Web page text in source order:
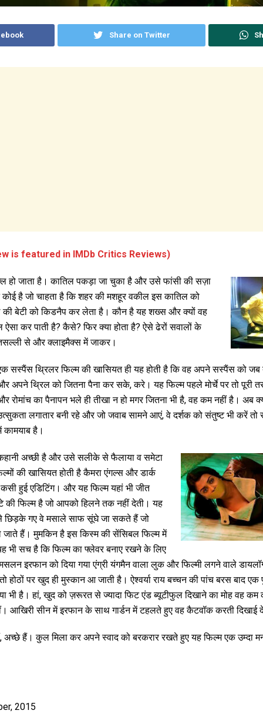
Share on Twitter
is featured in IMDb Critics Reviews)
हो जाता है। कातिल पकड़ा जा चुका है और उसे फांसी की सज़ा
है जो चाहता है कि शहर की मशहूर वकील इस कातिल को
बेटी को किडनैप कर लेता है। कौन है यह शख्स और क्यों वह
ऐसा कर पाती है? कैसे? फिर क्या होता है? ऐसे ढेरों सवालों के
से और क्लाइमैक्स में जाकर।
सस्पैंस थ्रिलर फिल्म की खासियत ही यह होती है कि वह अपने सस्पैंस को
अपने थ्रिल को जितना पैना कर सके, करे। यह फिल्म पहले मोर्चे पर तो पूरी
रोमांच का पैनापन भले ही तीखा न हो मगर जितना भी है, वह कम नहीं है। अब
लगातार बनी रहे और जो जवाब सामने आएं, वे दर्शक को संतुष्ट भी करें
कामयाब है।
अच्छी है और उसे सलीके से फैलाया व समेटा
की खासियत होती है कैमरा एंगल्स और डार्क
हुई एडिटिंग। और यह फिल्म यहां भी जीत
की फिल्म है जो आपको हिलने तक नहीं देती। यह
छिड़के गए वे मसाले साफ सूंघे जा सकते हैं जो
जाते हैं। मुमकिन है इस किस्म की सेंसिबल फिल्म में
भी सच है कि फिल्म का फ्लेवर बनाए रखने के लिए
इरफान को दिया गया एंग्री यंगमैन वाला लुक और फिल्मी लगने वाले
होठों पर खुद ही मुस्कान आ जाती है। ऐश्वर्या राय बच्चन की पांच बरस बाद एक
भी है। हां, खुद को ज़रूरत से ज्यादा फिट एंड ब्यूटीफुल दिखाने का मोह वह कम
आखिरी सीन में इरफान के साथ गार्डन में टहलते हुए वह कैटवॉक करती दिखाई
हैं। कुल मिला कर अपने स्वाद को बरकरार रखते हुए यह फिल्म एक उम्दा
2015